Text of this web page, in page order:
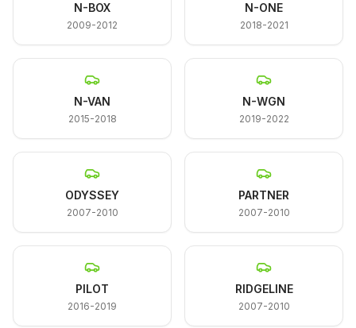
N-BOX
2009-2012
N-ONE
2018-2021
N-VAN
2015-2018
N-WGN
2019-2022
ODYSSEY
2007-2010
PARTNER
2007-2010
PILOT
2016-2019
RIDGELINE
2007-2010